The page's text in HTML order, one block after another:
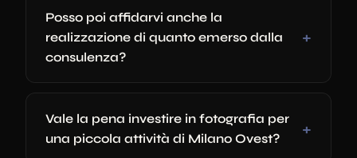
Posso poi affidarvi anche la
realizzazione di quanto emerso dalla
consulenza?
Vale la pena investire in fotografia per
una piccola attività di Milano Ovest?